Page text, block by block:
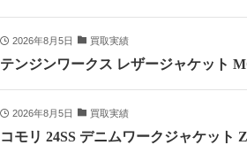
2026年8月5日 買取実績
テンジンワークス レザージャケット
2026年8月5日 買取実績
コモリ 24SS デニムワークジャケット